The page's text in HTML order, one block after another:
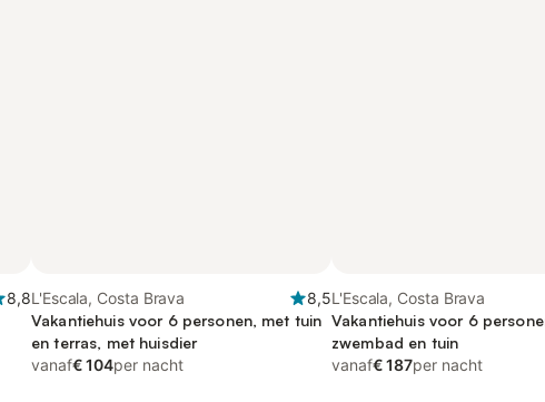
8,8L'Escala, Costa Brava
8,5
Vakantiehuis voor 6 personen, met tuin
en terras, met huisdier
vanaf€ 104per nacht
L'Escala, Costa Brava
Vakantiehuis voor 6
zwembad en tuin
vanaf€ 187per nacht